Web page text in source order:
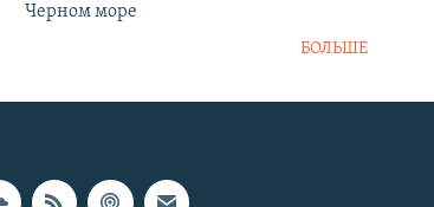
Черном море
БОЛЬШЕ